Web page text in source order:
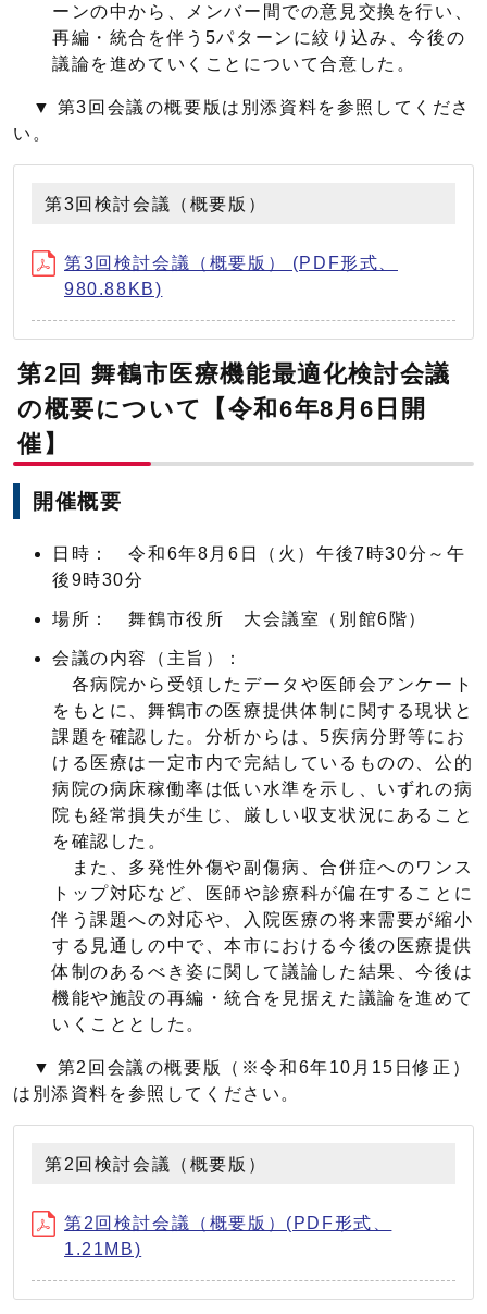
ーンの中から、メンバー間での意見交換を行い、
再編・統合を伴う5パターンに絞り込み、今後の
議論を進めていくことについて合意した。
▼ 第3回会議の概要版は別添資料を参照してくださ
い。
第3回検討会議（概要版）
第3回検討会議（概要版） (PDF形式、
980.88KB)
第2回 舞鶴市医療機能最適化検討会議
の概要について【令和6年8月6日開
催】
開催概要
日時： 令和6年8月6日（火）午後7時30分～午
後9時30分
場所： 舞鶴市役所 大会議室（別館6階）
会議の内容（主旨）：
各病院から受領したデータや医師会アンケート
をもとに、舞鶴市の医療提供体制に関する現状と
課題を確認した。分析からは、5疾病分野等にお
ける医療は一定市内で完結しているものの、公的
病院の病床稼働率は低い水準を示し、いずれの病
院も経常損失が生じ、厳しい収支状況にあること
を確認した。
また、多発性外傷や副傷病、合併症へのワンス
トップ対応など、医師や診療科が偏在することに
伴う課題への対応や、入院医療の将来需要が縮小
する見通しの中で、本市における今後の医療提供
体制のあるべき姿に関して議論した結果、今後は
機能や施設の再編・統合を見据えた議論を進めて
いくこととした。
▼ 第2回会議の概要版（※令和6年10月15日修正）
は別添資料を参照してください。
第2回検討会議（概要版）
第2回検討会議（概要版）(PDF形式、
1.21MB)